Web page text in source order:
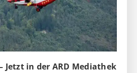
Jetzt in der ARD Mediathek